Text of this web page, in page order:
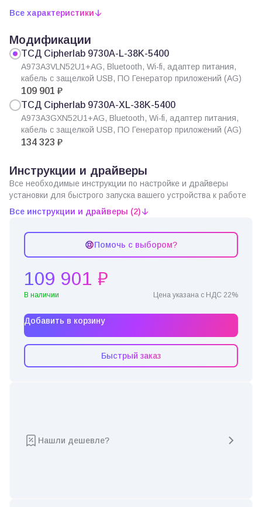
Все характеристики
Модификации
ТСД Cipherlab 9730A-L-38K-5400
A973A3VLN52U1+AG, Bluetooth, Wi-fi, адаптер питания,
кабель с защелкой USB, ПО Генератор приложений (AG)
109 901 ₽
ТСД Cipherlab 9730A-XL-38K-5400
A973A3GXN52U1+AG, Bluetooth, Wi-fi, адаптер питания,
кабель с защелкой USB, ПО Генератор приложений (AG)
134 323 ₽
Инструкции и драйверы
Все необходимые инструкции по настройке и драйверы
установки для быстрого запуска вашего устройства к работе
Все инструкции и драйверы (2)
Помочь с выбором?
109 901 ₽
В наличии Цена указана с НДС 22%
Добавить в корзину
Быстрый заказ
Нашли дешевле?